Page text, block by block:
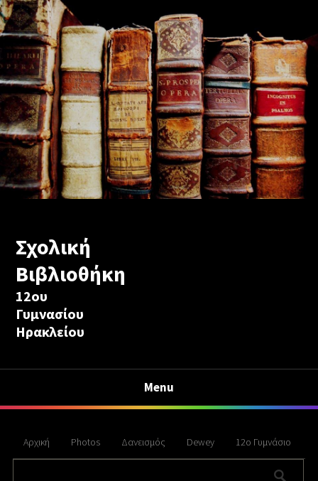
Σχολική
Βιβλιοθήκη
12ου
Γυμνασίου
Ηρακλείου
Menu
Αρχική Photos Δανεισμός Dewey 12ο Γυμνάσιο